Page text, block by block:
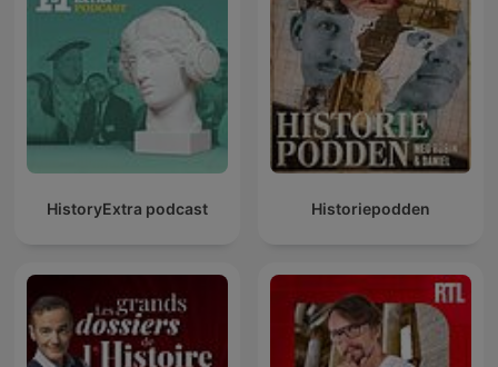
HistoryExtra podcast Historiepodden